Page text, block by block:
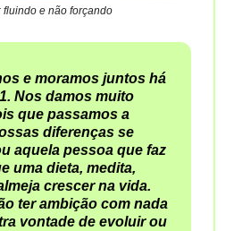
fluindo e não forçando
e moramos juntos há
Nos damos muito
que passamos a
diferenças se
aquela pessoa que faz
uma dieta, medita,
crescer na vida.
ter ambição com nada
vontade de evoluir ou